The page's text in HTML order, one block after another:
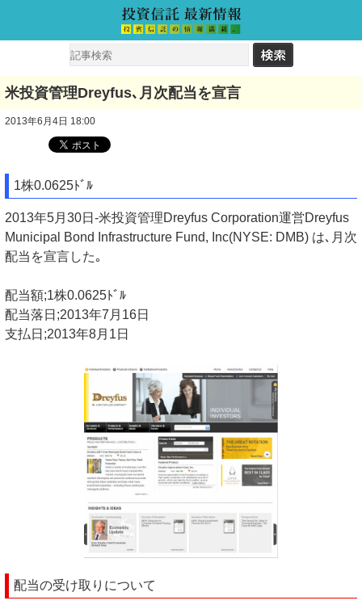
米投資管理Dreyfus､月次配当を宣言
2013年6月4日 18:00
1株0.0625ﾄﾞﾙ
2013年5月30日-米投資管理Dreyfus Corporation運営Dreyfus
Municipal Bond Infrastructure Fund, Inc(NYSE: DMB) は､月次
配当を宣言した｡
配当額;1株0.0625ﾄﾞﾙ
配当落日;2013年7月16日
支払日;2013年8月1日
配当の受け取りについて